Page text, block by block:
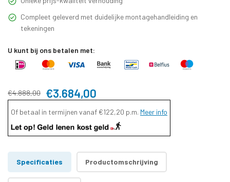
Compleet geleverd met duidelijke montagehandleiding en
tekeningen
U kunt bij ons betalen met:
€4.888,00 €3.684,00
Of betaal in termijnen vanaf €122,20 p.m. Meer info
Specificaties Productomschrijving